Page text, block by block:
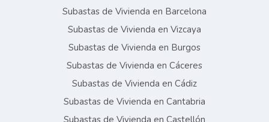
Subastas de Vivienda en Barcelona
Subastas de Vivienda en Vizcaya
Subastas de Vivienda en Burgos
Subastas de Vivienda en Cáceres
Subastas de Vivienda en Cádiz
Subastas de Vivienda en Cantabria
Subastas de Vivienda en Castellón